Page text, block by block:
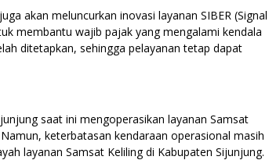
akan meluncurkan inovasi layanan SIBER (Signal
membantu wajib pajak yang mengalami kendala
ditetapkan, sehingga pelayanan tetap dapat
saat ini mengoperasikan layanan Samsat
keterbatasan kendaraan operasional masih
layanan Samsat Keliling di Kabupaten Sijunjung.